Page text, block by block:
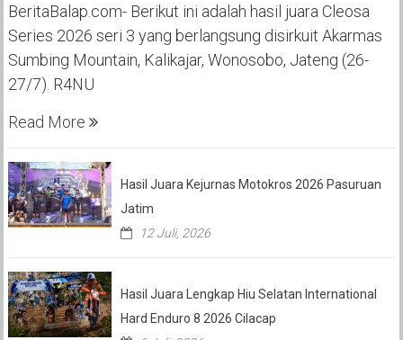
BeritaBalap.com- Berikut ini adalah hasil juara Cleosa
Series 2026 seri 3 yang berlangsung disirkuit Akarmas
Sumbing Mountain, Kalikajar, Wonosobo, Jateng (26-
27/7). R4NU
Read More
Hasil Juara Kejurnas Motokros 2026 Pasuruan
Jatim
12 Juli, 2026
Hasil Juara Lengkap Hiu Selatan International
Hard Enduro 8 2026 Cilacap